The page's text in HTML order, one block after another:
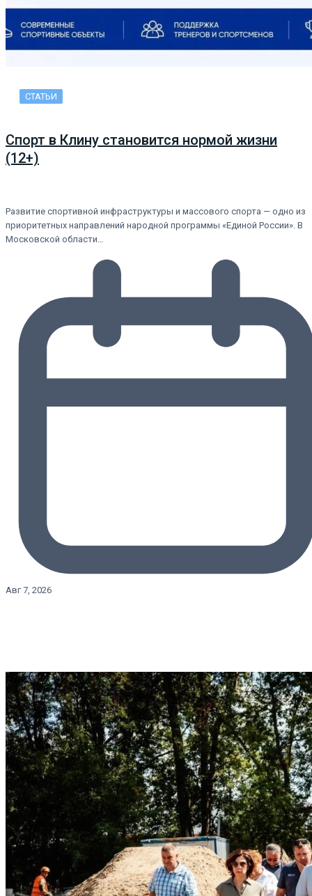
СТАТЬИ
Спорт в Клину становится нормой жизни
(12+)
Развитие спортивной инфраструктуры и массового спорта — одно из
приоритетных направлений народной программы «Единой России». В
Московской области…
Авг 7, 2026